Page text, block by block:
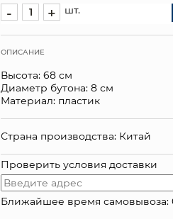
- + шт.
ОПИСАНИЕ
Высота: 68 см
Диаметр бутона: 8 см
Материал: пластик
Страна производства: Китай
Проверить условия доставки
Ближайшее время самовывоза: